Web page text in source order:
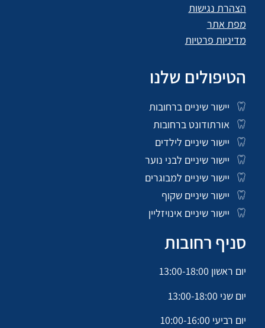
הצהרת נגישות
מפת אתר
מדיניות פרטיות
הטיפולים שלנו
יישור שיניים ברחובות
אורתודונט ברחובות
יישור שיניים לילדים
יישור שיניים לבני נוער
יישור שיניים למבוגרים
יישור שיניים שקוף
יישור שיניים אינויזליין
סניף רחובות
יום ראשון 13:00-18:00
יום שני 13:00-18:00
יום רביעי 10:00-16:00